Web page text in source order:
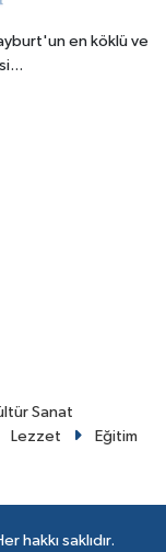
en köklü ve
Sanat
Lezzet Eğitim
hakkı saklıdır.